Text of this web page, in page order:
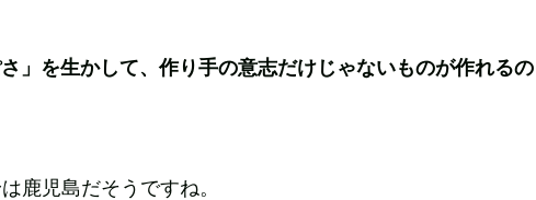
さ」を生かして、作り手の意志だけじゃないものが作れるの
鹿児島だそうですね。